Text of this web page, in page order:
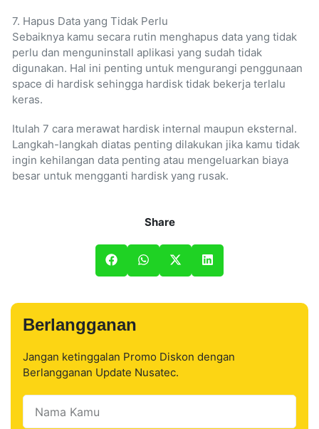
Share
7. Hapus Data yang Tidak Perlu
Sebaiknya kamu secara rutin menghapus data yang tidak
perlu dan menguninstall aplikasi yang sudah tidak
digunakan. Hal ini penting untuk mengurangi penggunaan
space di hardisk sehingga hardisk tidak bekerja terlalu
keras.
Itulah 7 cara merawat hardisk internal maupun eksternal.
Langkah-langkah diatas penting dilakukan jika kamu tidak
ingin kehilangan data penting atau mengeluarkan biaya
besar untuk mengganti hardisk yang rusak.
Berlangganan
Jangan ketinggalan Promo Diskon dengan
Berlangganan Update Nusatec.